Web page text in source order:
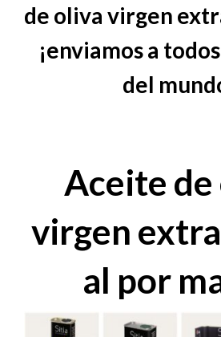
de oliva virgen
¡enviamos a
del
Aceite
virgen
al por